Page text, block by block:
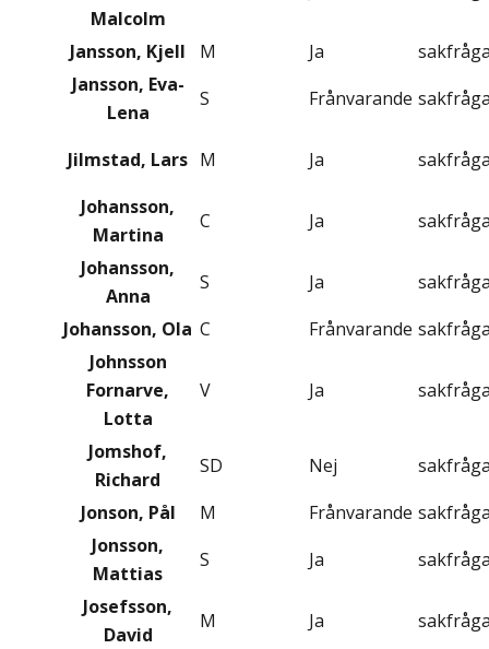
Malcolm
Jansson, Kjell M Ja
Jansson, Eva-
Lena
S Frånvarande
Jilmstad, Lars M Ja
Johansson,
Martina
C Ja
Johansson,
Anna
S Ja
Johansson, Ola C Frånvarande
Johnsson
Fornarve,
Lotta
V Ja
Jomshof,
Richard
SD Nej
Jonson, Pål
M Frånvarande
Jonsson,
Mattias
S Ja
Josefsson,
David
M Ja